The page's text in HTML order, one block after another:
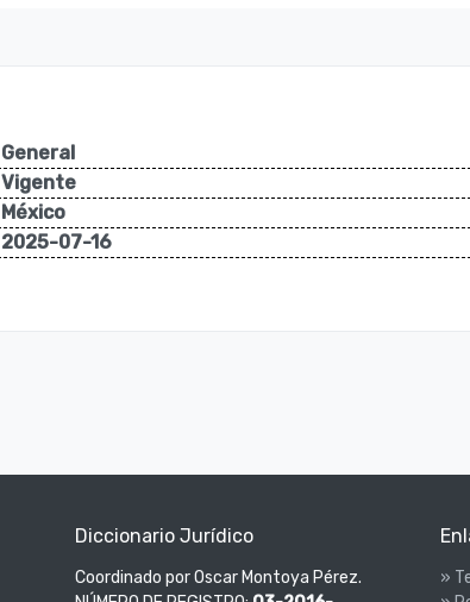
General
Vigente
México
2025-07-16
Diccionario Jurídico
Coordinado por Oscar Montoya Pérez.
»